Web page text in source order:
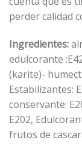
perder calidad
Ingredientes:
edulcorante
(karite)-
Estabilizantes:
conservante:
E202,
frutos de